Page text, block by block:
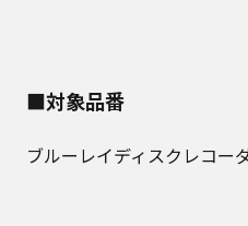
■対象品番
ブルーレイディスクレコー